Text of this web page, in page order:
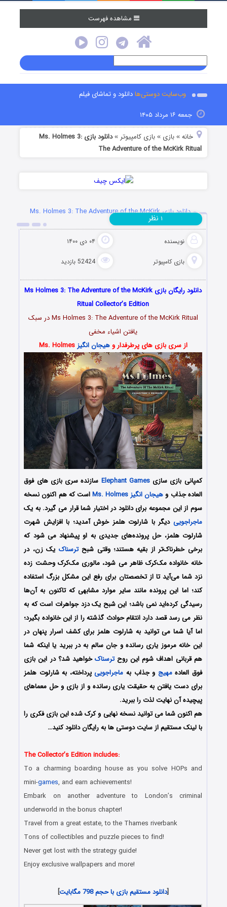
مشاهده فهرست
وب‌سایت دوستی‌هادانلود و تماشای فیلم
جمعه ۱۶ مرداد ۱۴۰۵
خانه »بازی »بازی کامپیوتر »
دانلود بازی Ms. Holmes 3:
The Adventure of the McKirk Ritual
دانلود بازی Ms. Holmes 3: The Adventure of the McKirk
Ritual
نویسنده ۰۴ دی ۱۴۰۰
بازی کامپیوتر 52424 بازدید
۱ نظر
دانلود رایگان بازی Ms Holmes 3: The Adventure of the McKirk
Ritual Collector’s Edition
Ms Holmes 3: The Adventure of the McKirk Ritual در سبک
یافتن اشیاء مخفی
از سری بازی های پرطرفدار وهیجان انگیز Ms. Holmes
کمپانی بازی سازیElephant Games سازنده سری بازی های فوق
العاده جذاب و هیجان انگیز Ms. Holmesاست که هم اکنون نسخه
سوم از این مجموعه برای دانلود در اختیار شما قرار می گیرد. به یک
ماجراجویی دیگر با شارلوت هلمز خوش آمدید؛ با افزایش شهرت
شارلوت هلمز، حل پرونده‌های جدیدی به او پیشنهاد می شود که
برخی خطرناک‌تر از بقیه هستند؛ وقتی شبحترسناک یک زن، در
خانه خانواده مک‌کرک ظاهر می شود، مالوری مک‌کرک وحشت زده
نزد شما می‌آید تا از تخصصتان برای رفع این مشکل بزرگ استفاده
کند؛ اما این پرونده مانند سایر موارد مشابهی که تاکنون به آن‌ها
رسیدگی کرده‌اید نمی باشد؛ این شبح یک دزد جواهرات است که به
نظر می رسد قصد دارد انتقام حوادث گذشته را از این خانواده بگیرد؛
اما آیا شما می توانید به شارلوت هلمز برای کشف اسرار پنهان در
این خانه مرموز یاری رسانده و جان سالم به در ببرید یا اینکه شما
هم قربانی اهداف شوم این روحترسناکخواهید شد؟ در این بازی
فوق العادهمهیج و جذاب به ماجراجوییپرداخته، به شارلوت هلمز
برای دست یافتن به حقیقت یاری رسانده و از بازی و حل معماهای
پیچیده آن نهایت لذت را ببرید.
هم اکنون شما می توانید نسخه نهایی و کرک شده این بازی فکری را
با لینک مستقیم از سایت دوستی ها به رایگان دانلود کنید…
The Collector’s Edition includes:
To a charming boarding house as you solve HOPs and
mini-games, and earn achievements!
Embark on another adventure to London’s criminal
underworld in the bonus chapter!
Travel from a great estate, to the Thames riverbank
Tons of collectibles and puzzle pieces to find!
Never get lost with the strategy guide!
Enjoy exclusive wallpapers and more!
[دانلود مستقیم بازی با حجم 798 مگابایت ]